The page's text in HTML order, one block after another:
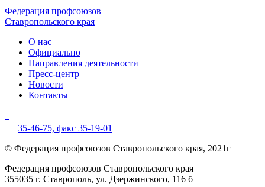
Федерация профсоюзов
Ставропольского края
О нас
Официально
Направления деятельности
Пресс-центр
Новости
Контакты
35-46-75, факс 35-19-01
© Федерация профсоюзов Ставропольского края, 2021г
Федерация профсоюзов Ставропольского края
355035 г. Ставрополь, ул. Дзержинского, 116 б